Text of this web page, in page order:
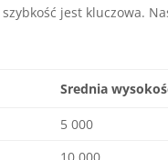
szybkość jest kluczowa.
Srednia
5 000
10 000